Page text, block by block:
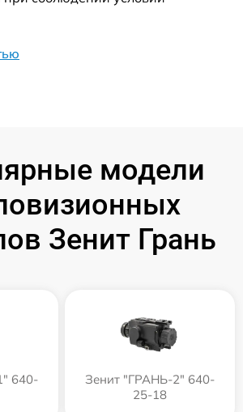
модели
Зенит Грань
640-
Зенит "ГРАНЬ-2" 640-
25-18